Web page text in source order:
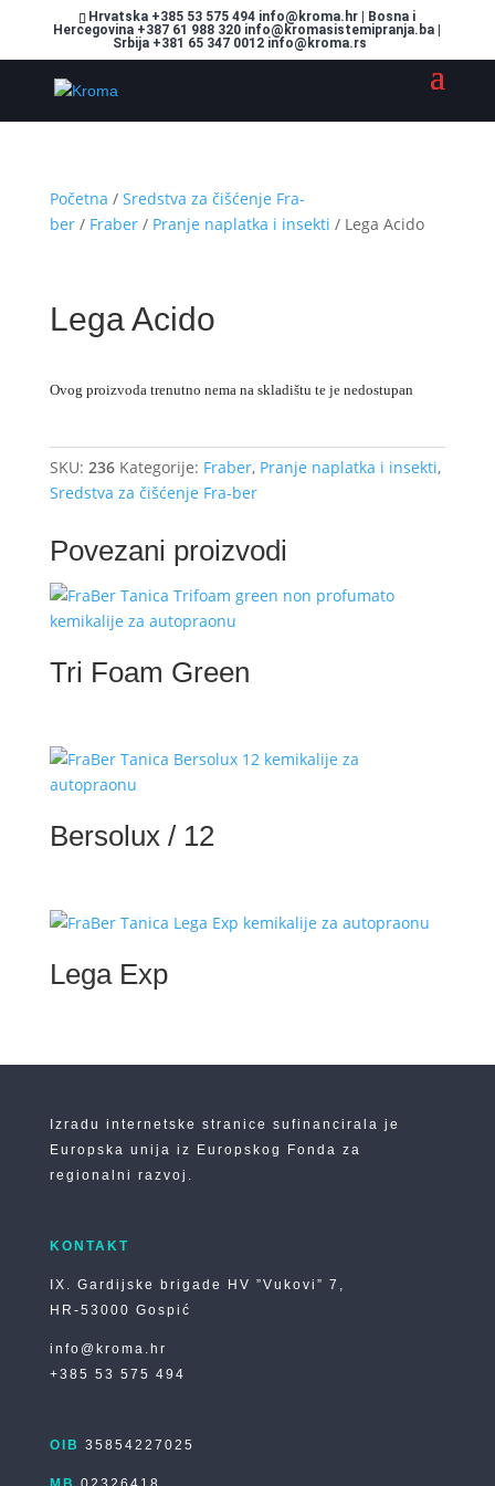
Hrvatska +385 53 575 494 info@kroma.hr | Bosna i
Hercegovina +387 61 988 320 info@kromasistemipranja.ba |
Srbija +381 65 347 0012 info@kroma.rs
Početna / Sredstva za čišćenje Fra-
ber/ Fraber/ Pranje naplatka i insekti / Lega Acido
Lega Acido
Ovog proizvoda trenutno nema na skladištu te je nedostupan
SKU: 236 Kategorije: Fraber, Pranje naplatka i insekti,
Sredstva za čišćenje Fra-ber
Povezani proizvodi
Tri Foam Green
Bersolux / 12
Lega Exp
Izradu internetske stranice sufinancirala je
Europska unija iz Europskog Fonda za
regionalni razvoj.
KONTAKT
IX. Gardijske brigade HV ”Vukovi” 7,
HR-53000 Gospić
info@kroma.hr
+385 53 575 494
OIB 35854227025